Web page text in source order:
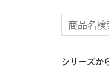
シリーズか